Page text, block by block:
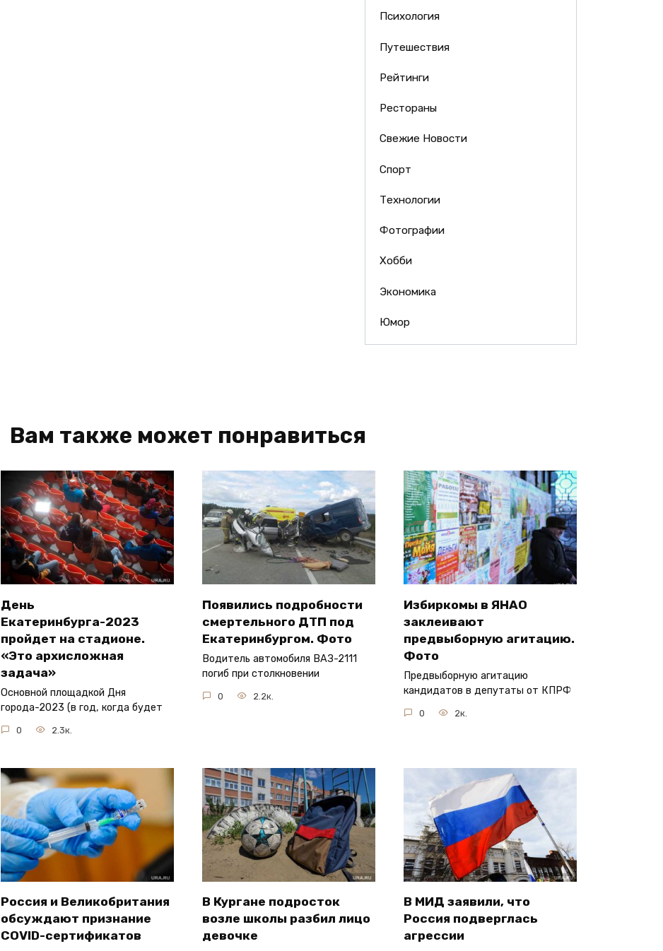
Психология
Путешествия
Рейтинги
Рестораны
Свежие Новости
Спорт
Технологии
Фотографии
Хобби
Экономика
Юмор
Вам также может понравиться
День
Екатеринбурга-2023
пройдет на стадионе.
«Это архисложная
задача»
Основной площадкой Дня
города-2023 (в год, когда будет
0 2.3к.
Появились подробности
смертельного ДТП под
Екатеринбургом. Фото
Водитель автомобиля ВАЗ-2111
погиб при столкновении
0 2.2к.
Избиркомы в ЯНАО
заклеивают
предвыборную агитацию.
Фото
Предвыборную агитацию
кандидатов в депутаты от КПРФ
0 2к.
Россия и Великобритания
обсуждают признание
COVID-сертификатов
В Кургане подросток
возле школы разбил лицо
девочке
В МИД заявили, что
Россия подверглась
агрессии